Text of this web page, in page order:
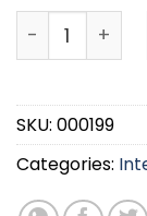
KLEAN
SKU: 000199
Categories: